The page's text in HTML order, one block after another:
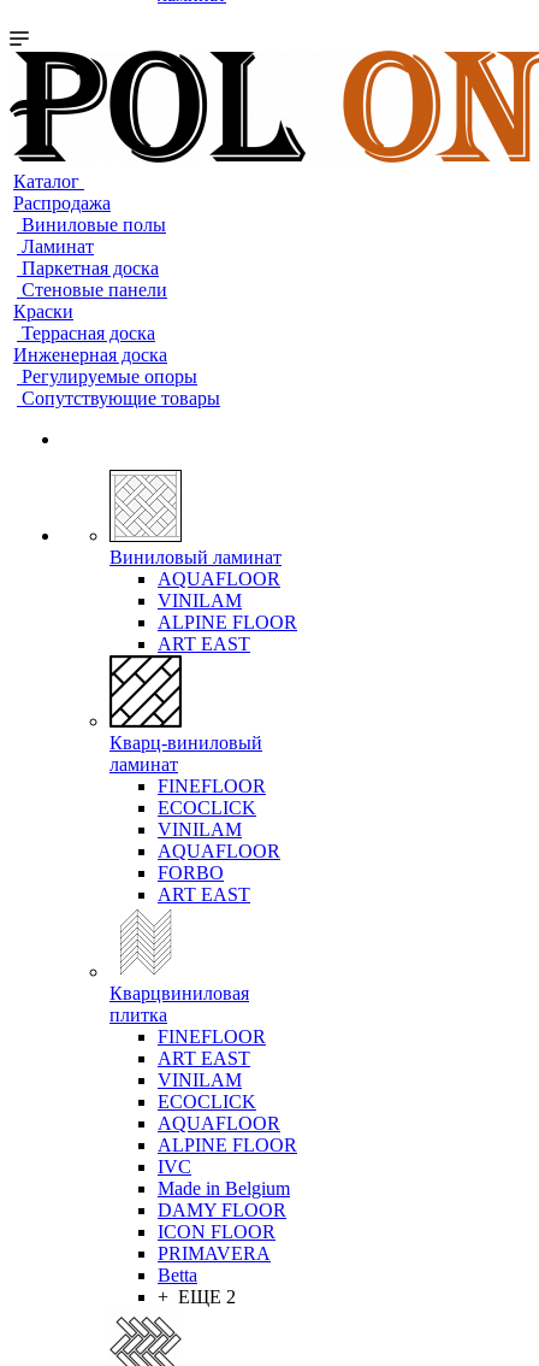
Каталог
Распродажа
Виниловые полы
Ламинат
Паркетная доска
Стеновые панели
Краски
Террасная доска
Инженерная доска
Регулируемые опоры
Сопутствующие товары
Виниловый ламинат
AQUAFLOOR
VINILAM
ALPINE FLOOR
ART EAST
Кварц-виниловый
ламинат
FINEFLOOR
ECOCLICK
VINILAM
AQUAFLOOR
FORBO
ART EAST
Кварцвиниловая
плитка
FINEFLOOR
ART EAST
VINILAM
ECOCLICK
AQUAFLOOR
ALPINE FLOOR
IVC
Made in Belgium
DAMY FLOOR
ICON FLOOR
PRIMAVERA
Betta
+ ЕЩЕ 2